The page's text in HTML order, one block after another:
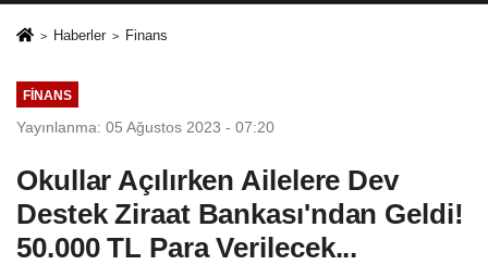
Haberler Finans
FINANS
Yayınlanma: 05 Ağustos 2023 - 07:20
Okullar Açılırken Ailelere Dev
Destek Ziraat Bankası'ndan Geldi!
50.000 TL Para Verilecek...